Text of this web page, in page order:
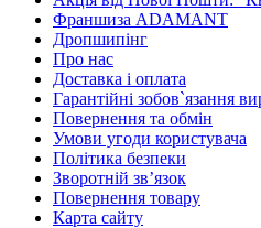
Франшиза ADAMANT
Дропшипінг
Про нас
Доставка і оплата
Гарантійні зобов`язання
Повернення та обмін
Умови угоди користувача
Політика безпеки
Зворотній зв’язок
Повернення товару
Карта сайту